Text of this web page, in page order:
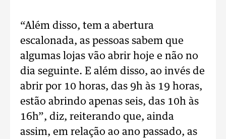
“Além disso, tem a abertura
escalonada, as pessoas sabem que
algumas lojas vão abrir hoje e não no
dia seguinte. E além disso, ao invés de
abrir por 10 horas, das 9h às 19 horas,
estão abrindo apenas seis, das 10h às
16h”, diz, reiterando que, ainda
assim, em relação ao ano passado, as